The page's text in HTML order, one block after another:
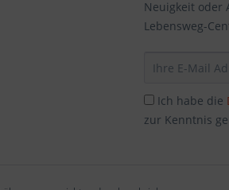
Neuigkeit oder
Lebensweg-
Ich habe die
zur Kenntnis